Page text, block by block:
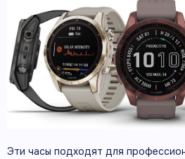
Эти часы подходят для